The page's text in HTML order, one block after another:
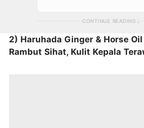
CONTINUE READING
2) Haruhada Ginger & Horse
Rambut Sihat, Kulit Kepala